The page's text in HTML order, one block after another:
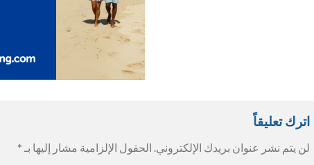
اترك تعليقاً
لن يتم نشر عنوان بريدك الإلكتروني. الحقول الإلزامية مشار إليها بـ *